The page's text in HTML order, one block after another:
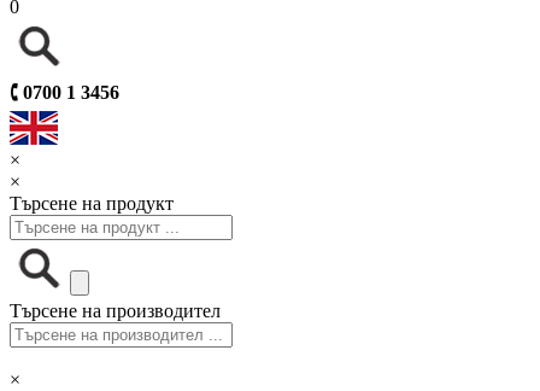
0
🕻 0700 1 3456
×
×
Търсене на продукт
Търсене на производител
×